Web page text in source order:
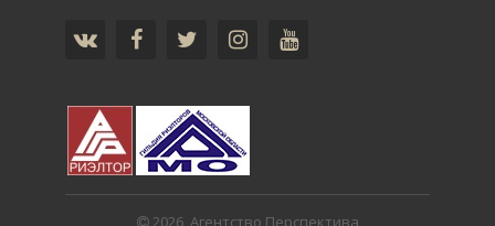
2026, Агентство Перспектива